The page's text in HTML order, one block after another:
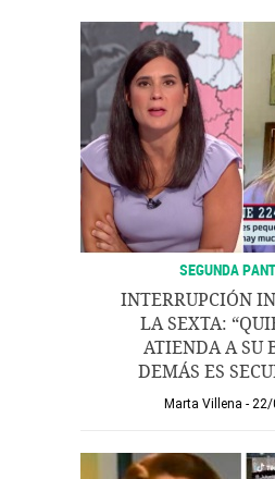
SEGUNDA
INTERRUPCIÓN
LA SEXTA:
ATIENDA A SU
DEMÁS ES
Marta Villena 22/